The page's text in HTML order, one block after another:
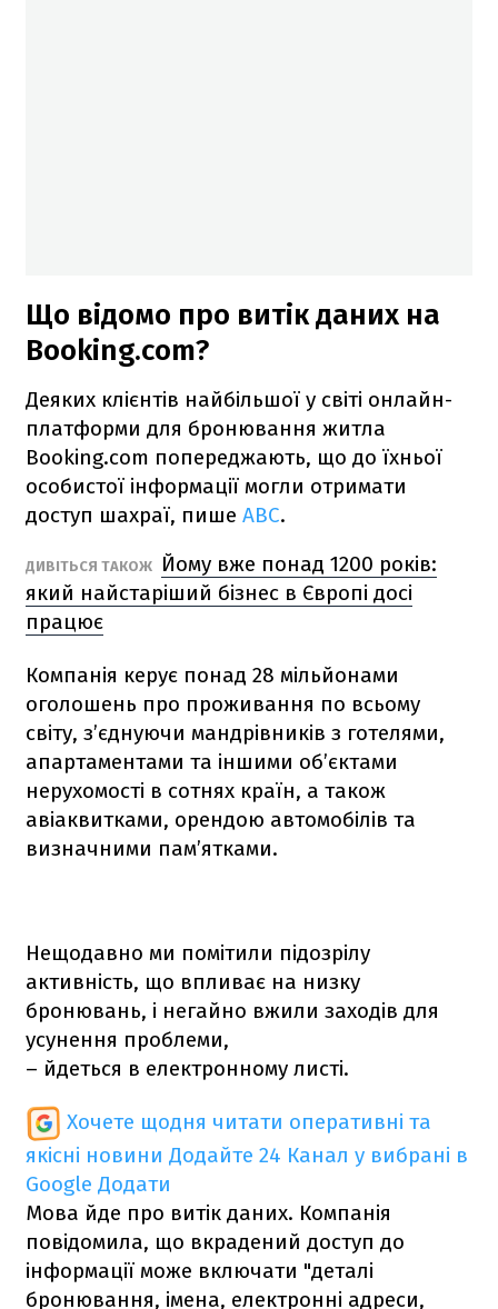
Що відомо про витік даних на
Booking.com?
Деяких клієнтів найбільшої у світі онлайн-
платформи для бронювання житла
Booking.com попереджають, що до їхньої
особистої інформації могли отримати
доступ шахраї, пише ABC.
ДИВІТЬСЯ ТАКОЖ
Йому вже понад 1200 років:
який найстаріший бізнес в Європі досі
працює
Компанія керує понад 28 мільйонами
оголошень про проживання по всьому
світу, з’єднуючи мандрівників з готелями,
апартаментами та іншими об’єктами
нерухомості в сотнях країн, а також
авіаквитками, орендою автомобілів та
визначними пам’ятками.
Нещодавно ми помітили підозрілу
активність, що впливає на низку
бронювань, і негайно вжили заходів для
усунення проблеми,
– йдеться в електронному листі.
Хочете щодня читати оперативні та
якісні новини Додайте 24 Канал у вибрані в
Google Додати
Мова йде про витік даних. Компанія
повідомила, що вкрадений доступ до
інформації може включати "деталі
бронювання, імена, електронні адреси,